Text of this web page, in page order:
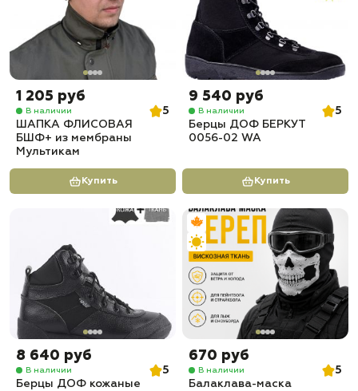
1 205 руб
В наличии
5
ШАПКА ФЛИСОВАЯ
БШФ+ из мембраны
Мультикам
Купить
9 540 руб
В наличии
5
Берцы ДОФ БЕРКУТ
0056-02 WA
Купить
8 640 руб
В наличии
5
Берцы ДОФ кожаные
670 руб
В наличии
5
Балаклава-маска